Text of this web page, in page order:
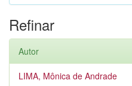
Refinar
Autor
LIMA, Mônica de Andrade